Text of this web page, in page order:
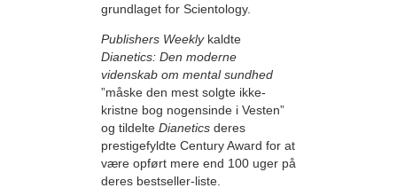
grundlaget for Scientology.
Publishers Weeklykaldte
Dianetics: Den moderne
videnskab om mental sundhed
”måske den mest solgte ikke-
kristne bog nogensinde i Vesten”
og tildelte Dianetics deres
prestigefyldte Century Award for at
være opført mere end 100 uger på
deres bestseller-liste.